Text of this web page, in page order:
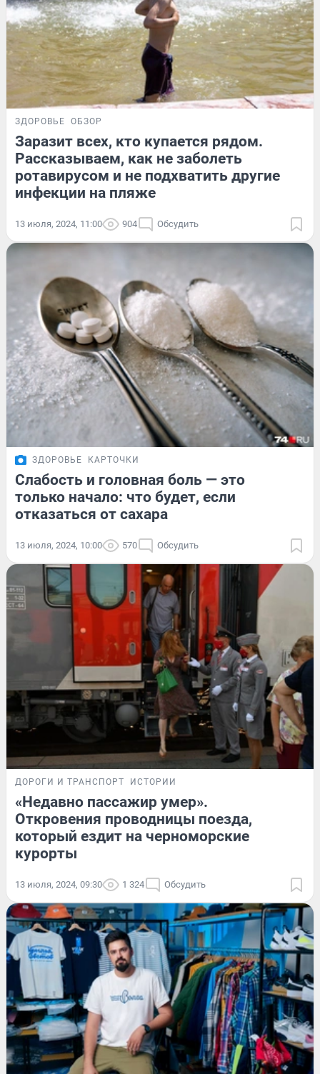
ЗДОРОВЬЕ ОБЗОР
Заразит всех, кто купается рядом.
Рассказываем, как не заболеть
ротавирусом и не подхватить другие
инфекции на пляже
13 июля, 2024, 11:00 904 Обсудить
ЗДОРОВЬЕ КАРТОЧКИ
Слабость и головная боль — это
только начало: что будет, если
отказаться от сахара
13 июля, 2024, 10:00 570 Обсудить
ДОРОГИ И ТРАНСПОРТ ИСТОРИИ
«Недавно пассажир умер».
Откровения проводницы поезда,
который ездит на черноморские
курорты
13 июля, 2024, 09:30 1 324 Обсудить